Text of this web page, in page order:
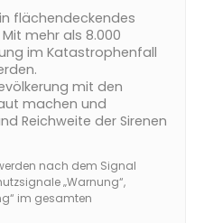
flächendeckendes
mehr als 8.000
im Katastrophenfall
mit den
machen und
Reichweite der Sirenen
nach dem Signal
„Warnung“,
im gesamten